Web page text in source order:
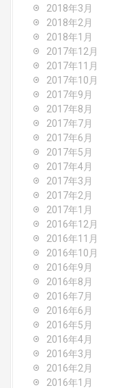
2018年3月
2018年2月
2018年1月
2017年12月
2017年11月
2017年10月
2017年9月
2017年8月
2017年7月
2017年6月
2017年5月
2017年4月
2017年3月
2017年2月
2017年1月
2016年12月
2016年11月
2016年10月
2016年9月
2016年8月
2016年7月
2016年6月
2016年5月
2016年4月
2016年3月
2016年2月
2016年1月